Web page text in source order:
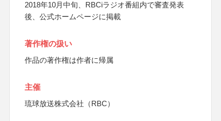
2018年10月中旬、RBCiラジオ番組内で審査発表
後、公式ホームページに掲載
著作権の扱い
作品の著作権は作者に帰属
主催
琉球放送株式会社（RBC）